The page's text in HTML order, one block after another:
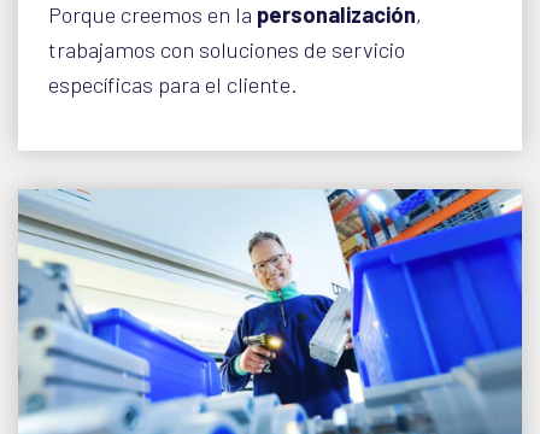
Porque creemos en la personalización,
trabajamos con soluciones de servicio
específicas para el cliente.